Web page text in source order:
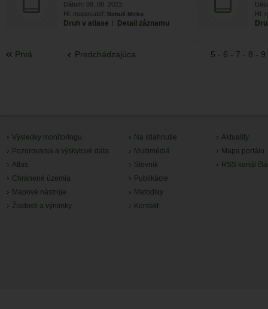
Dátum: 09. 08. 2023
Hl. mapovateľ: Bohuš Mirko
Druh v atlase | Detail záznamu
Hl.
Prvá Predchádzajúca 5 - 6 - 7 - 8 - 9
Výsledky monitoringu
Pozorovania a výskytové dáta
Atlas
Chránené územia
Mapové nástroje
Žiadosti a výnimky
Na stiahnutie
Multimédiá
Slovník
Publikácie
Metodiky
Kontakt
Aktuality
Mapa portálu
RSS kanál